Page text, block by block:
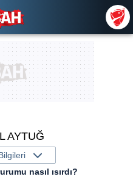
AYTUĞ
nasıl ısırdı?